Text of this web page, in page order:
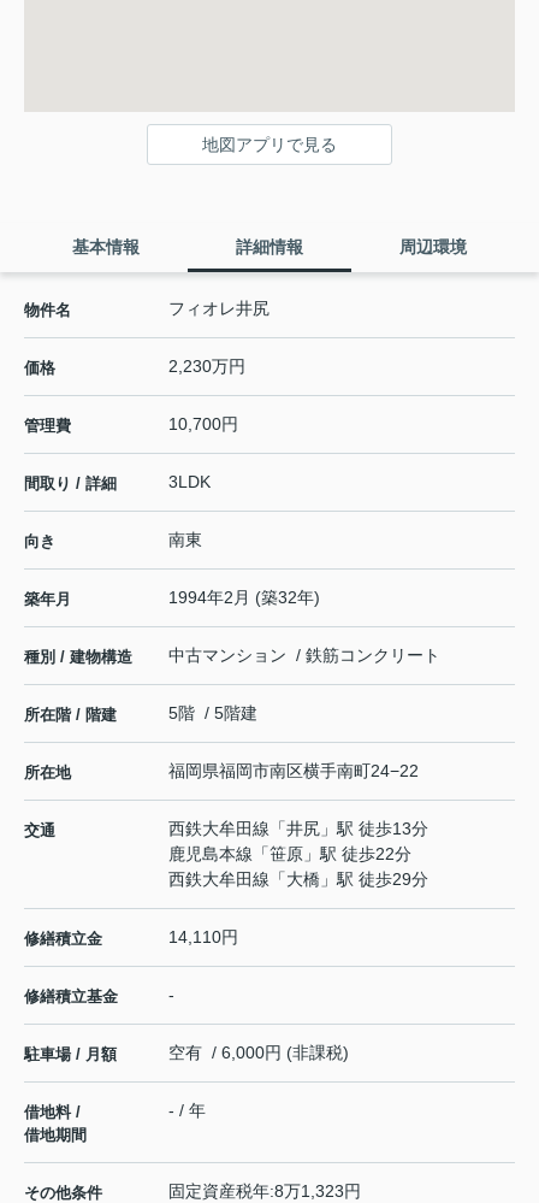
地図アプリで見る
基本情報 詳細情報 周辺環境
物件名 フィオレ井尻
価格 2,230万円
管理費 10,700円
間取り / 詳細 3LDK
向き 南東
築年月 1994年2月 (築32年)
種別 / 建物構造 中古マンション / 鉄筋コンクリート
所在階 / 階建 5階 / 5階建
所在地 福岡県福岡市南区横手南町24−22
交通 西鉄大牟田線 「井尻 」駅 徒歩13分
鹿児島本線 「笹原 」駅 徒歩22分
西鉄大牟田線 「大橋 」駅 徒歩29分
修繕積立金 14,110円
修繕積立基金 -
駐車場 / 月額 空有 / 6,000円 (非課税)
借地料 /
借地期間
- / 年
その他条件 固定資産税年:8万1,323円